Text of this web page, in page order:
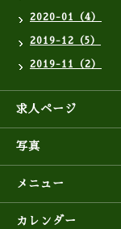
2020-01（4）
2019-12（5）
2019-11（2）
求人ページ
写真
メニュー
カレンダー